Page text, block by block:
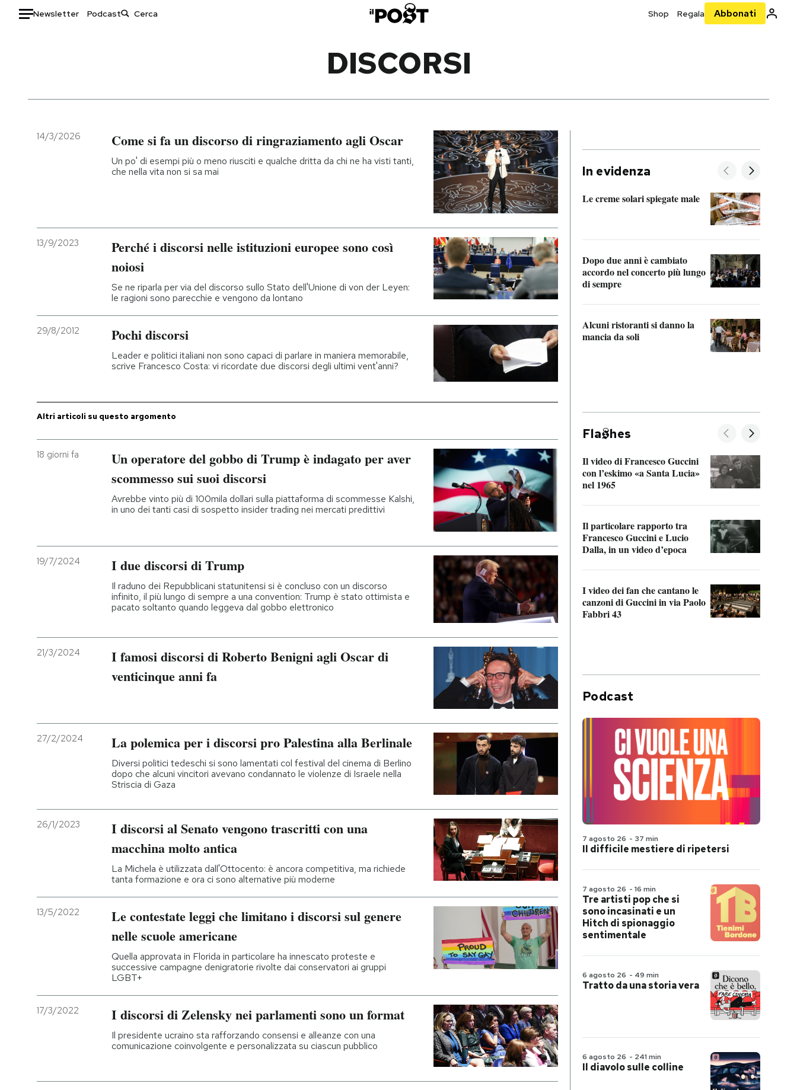
Newsletter Podcast Shop Regala Abbonati
Italia
Politica
Moda
Ok Boomer!
NEWSLETTER
I MIEI PREFERITI
AREA PERSONALE
DISCORSI
14/3/2026 Come si fa un discorso di ringraziamento agli Oscar
Un po' di esempi più o meno riusciti e qualche dritta da chi ne ha visti tanti,
che nella vita non si sa mai
13/9/2023
Perché i discorsi nelle istituzioni europee sono così
noiosi
Se ne riparla per via del discorso sullo Stato dell'Unione di von der Leyen:
le ragioni sono parecchie e vengono da lontano
29/8/2012 Pochi discorsi
Leader e politici italiani non sono capaci di parlare in maniera memorabile,
scrive Francesco Costa: vi ricordate due discorsi degli ultimi vent'anni?
Altri articoli su questo argomento
18 giorni fa
Un operatore del gobbo di Trump è indagato per aver
scommesso sui suoi discorsi
Avrebbe vinto più di 100mila dollari sulla piattaforma di scommesse Kalshi,
in uno dei tanti casi di sospetto insider trading nei mercati predittivi
19/7/2024 I due discorsi di Trump
Il raduno dei Repubblicani statunitensi si è concluso con un discorso
infinito, il più lungo di sempre a una convention: Trump è stato ottimista e
pacato soltanto quando leggeva dal gobbo elettronico
21/3/2024
I famosi discorsi di Roberto Benigni agli Oscar di
venticinque anni fa
27/2/2024 La polemica per i discorsi pro Palestina alla Berlinale
Diversi politici tedeschi si sono lamentati col festival del cinema di Berlino
dopo che alcuni vincitori avevano condannato le violenze di Israele nella
Striscia di Gaza
26/1/2023
I discorsi al Senato vengono trascritti con una
macchina molto antica
La Michela è utilizzata dall'Ottocento: è ancora competitiva, ma richiede
tanta formazione e ora ci sono alternative più moderne
13/5/2022
Le contestate leggi che limitano i discorsi sul genere
nelle scuole americane
Quella approvata in Florida in particolare ha innescato proteste e
successive campagne denigratorie rivolte dai conservatori ai gruppi
LGBT+
17/3/2022 I discorsi di Zelensky nei parlamenti sono un format
Il presidente ucraino sta rafforzando consensi e alleanze con una
comunicazione coinvolgente e personalizzata su ciascun pubblico
In evidenza
Le creme solari spiegate male
Dopo due anni è cambiato
accordo nel concerto più lungo
di sempre
Alcuni ristoranti si danno la
mancia da soli
Fla hes
Il video di Francesco Guccini
con l’eskimo «a Santa Lucia»
nel 1965
Il particolare rapporto tra
Francesco Guccini e Lucio
Dalla, in un video d’epoca
I video dei fan che cantano le
canzoni di Guccini in via Paolo
Fabbri 43
Podcast
7 agosto 26 - 37 min
Il difficile mestiere di ripetersi
7 agosto 26 - 16 min
Tre artisti pop che si
sono incasinati e un
Hitch di spionaggio
sentimentale
6 agosto 26 - 49 min
Tratto da una storia vera
6 agosto 26 - 241 min
Il diavolo sulle colline